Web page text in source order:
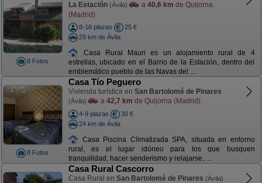
8 Fotos
La Estación (Ávila) a 40,6 km de Quijorna
(Madrid)
8-16 plazas
25 €
29 km de Ávila
Casa Rural Mauri es un alojamiento rural de 4
estrellas, ubicado en el Barrio de la Estación, dentro del
emblemático pueblo de las Navas del ...
8 Fotos
Casa Tío Peguero
Vivienda turística en San Bartolomé de Pinares
(Ávila) a 42,7 km de Quijorna (Madrid)
4-9 plazas
30 €
24 km de Ávila
Casa Piscina Climatizada SPA, situada en entorno
rural, es el lugar idóneo para los que busquen
tranquilidad, hacer senderismo y relajarse, ...
Casa Rural Cascorro
Casa Rural en San Bartolomé de Pinares (Ávila)